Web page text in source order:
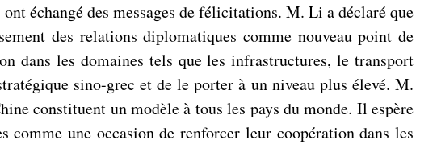
échangé des messages de félicitations. M. Li a déclaré que
des relations diplomatiques comme nouveau point de
dans les domaines tels que les infrastructures, le transport
sino-grec et de le porter à un niveau plus élevé. M.
constituent un modèle à tous les pays du monde. Il espère
une occasion de renforcer leur coopération dans les